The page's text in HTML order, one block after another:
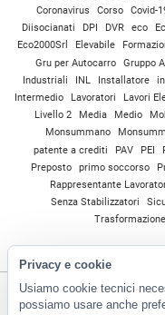
Coronavirus
Corso Covid-
Diisocianati
DPI DVR eco
Eco2000Srl
Elevabile
Gru per Autocarro
Gruppo A
Industriali
INL Installatore
Intermedio
Lavoratori Lavori
Livello 2
Media Medio
Monsummano
patente a crediti
PAV PEI
Preposto
primo soccorso
Rappresentante
Senza Stabilizzatori
Trasformazione
Privacy e cookie
Usiamo cookie tecnici
possiamo usare anche